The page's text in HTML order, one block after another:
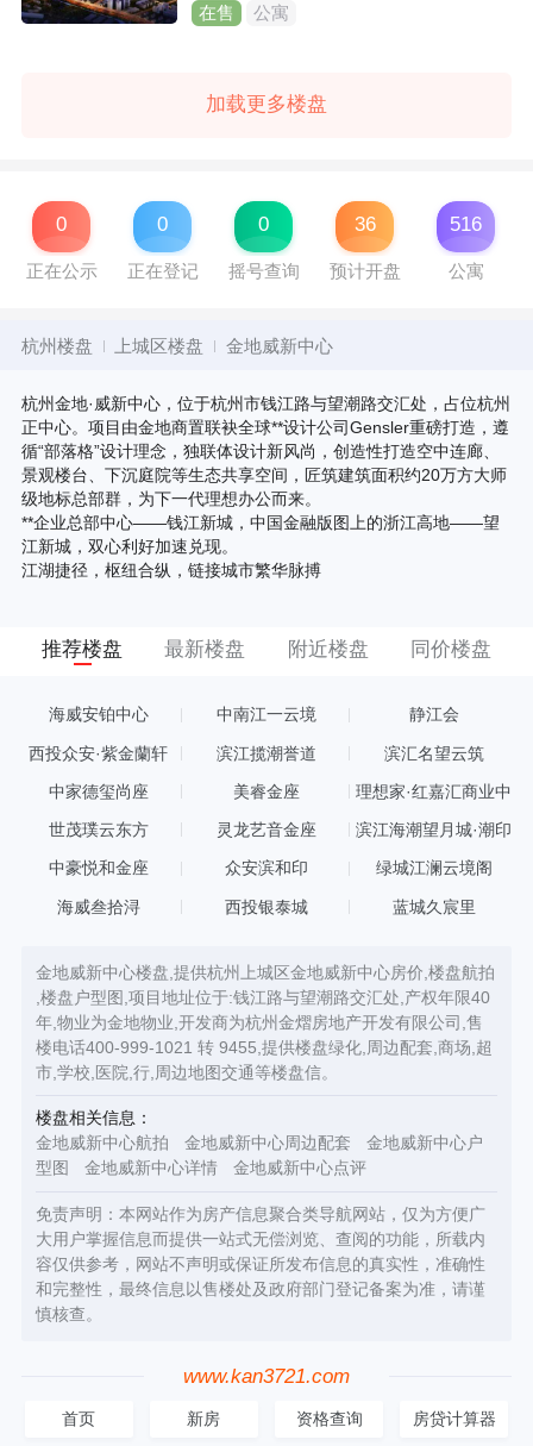
在售 公寓
加载更多楼盘
0
正在公示
0
正在登记
0
摇号查询
36
预计开盘
516
公寓
杭州楼盘 上城区楼盘 金地威新中心
杭州金地·威新中心，位于杭州市钱江路与望潮路交汇处，占位杭州
正中心。项目由金地商置联袂全球**设计公司Gensler重磅打造，遵
循“部落格”设计理念，独联体设计新风尚，创造性打造空中连廊、
景观楼台、下沉庭院等生态共享空间，匠筑建筑面积约20万方大师
级地标总部群，为下一代理想办公而来。
**企业总部中心——钱江新城，中国金融版图上的浙江高地——望
江新城，双心利好加速兑现。
江湖捷径，枢纽合纵，链接城市繁华脉搏
推荐楼盘 最新楼盘 附近楼盘 同价楼盘
海威安铂中心 中南江一云境 静江会
西投众安·紫金蘭轩 滨江揽潮誉道 滨汇名望云筑
中家德玺尚座 美睿金座
理想家·红嘉汇商业中
世茂璞云东方 灵龙艺音金座 滨江海潮望月城·潮印
中豪悦和金座 众安滨和印 绿城江澜云境阁
海威叁拾浔 西投银泰城 蓝城久宸里
金地威新中心楼盘,提供杭州上城区金地威新中心房价,楼盘航拍
,楼盘户型图,项目地址位于:钱江路与望潮路交汇处,产权年限40
年,物业为金地物业,开发商为杭州金熠房地产开发有限公司,售
楼电话400-999-1021 转 9455,提供楼盘绿化,周边配套,商场,超
市,学校,医院,行,周边地图交通等楼盘信。
楼盘相关信息：
金地威新中心航拍
金地威新中心周边配套
金地威新中心户
型图
金地威新中心详情 金地威新中心点评
免责声明：本网站作为房产信息聚合类导航网站，仅为方便广
大用户掌握信息而提供一站式无偿浏览、查阅的功能，所载内
容仅供参考，网站不声明或保证所发布信息的真实性，准确性
和完整性，最终信息以售楼处及政府部门登记备案为准，请谨
慎核查。
www.kan3721.com
首页 新房 资格查询 房贷计算器